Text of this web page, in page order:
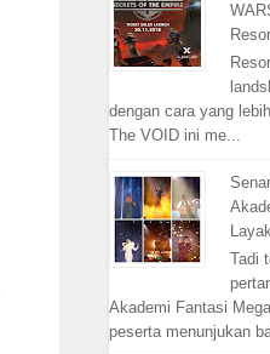
dengan cara yang
The VOID ini me...
Tadi
Akademi Fantasi
peserta menunjukan